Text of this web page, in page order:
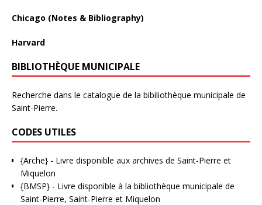
Chicago (Notes & Bibliography)
Harvard
BIBLIOTHÈQUE MUNICIPALE
Recherche dans le catalogue de la bibiliothèque municipale de
Saint-Pierre.
CODES UTILES
{Arche} - Livre disponible aux archives de Saint-Pierre et
Miquelon
{BMSP} - Livre disponible à la bibliothèque municipale de
Saint-Pierre, Saint-Pierre et Miquelon